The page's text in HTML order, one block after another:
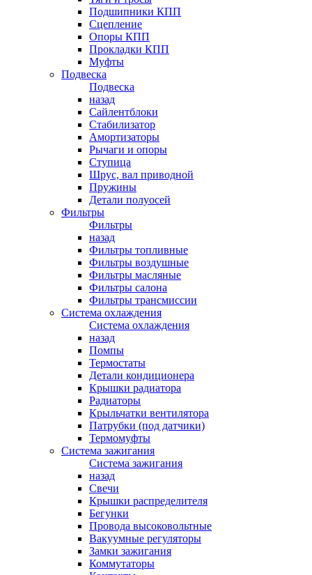
Подшипники КПП
Сцепление
Опоры КПП
Прокладки КПП
Муфты
Подвеска
Подвеска
назад
Сайлентблоки
Стабилизатор
Амортизаторы
Рычаги и опоры
Ступица
Шрус, вал приводной
Пружины
Детали полуосей
Фильтры
Фильтры
назад
Фильтры топливные
Фильтры воздушные
Фильтры масляные
Фильтры салона
Фильтры трансмиссии
Система охлаждения
Система охлаждения
назад
Помпы
Термостаты
Детали кондиционера
Крышки радиатора
Радиаторы
Крыльчатки вентилятора
Патрубки (под датчики)
Термомуфты
Система зажигания
Система зажигания
назад
Свечи
Крышки распределителя
Бегунки
Провода высоковольтные
Вакуумные регуляторы
Замки зажигания
Коммутаторы